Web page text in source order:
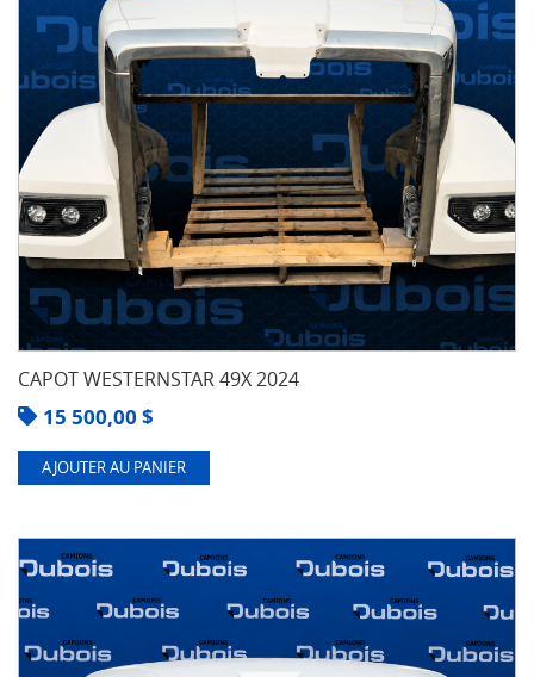
CAPOT WESTERNSTAR 49X 2024
15 500,00 $
AJOUTER AU PANIER